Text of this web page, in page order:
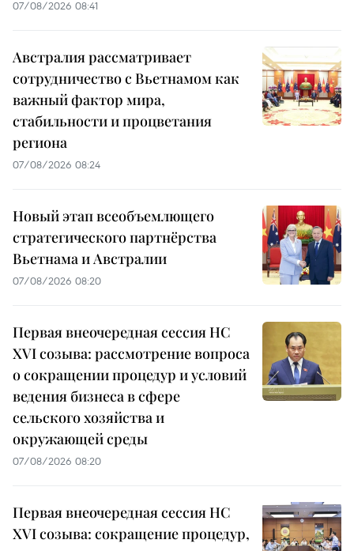
07/08/2026 08:41
Австралия рассматривает
сотрудничество с Вьетнамом как
важный фактор мира,
стабильности и процветания
региона
07/08/2026 08:24
Новый этап всеобъемлющего
стратегического партнёрства
Вьетнама и Австралии
07/08/2026 08:20
Первая внеочередная сессия НС
XVI созыва: рассмотрение вопроса
о сокращении процедур и условий
ведения бизнеса в сфере
сельского хозяйства и
окружающей среды
07/08/2026 08:20
Первая внеочередная сессия НС
XVI созыва: сокращение процедур,